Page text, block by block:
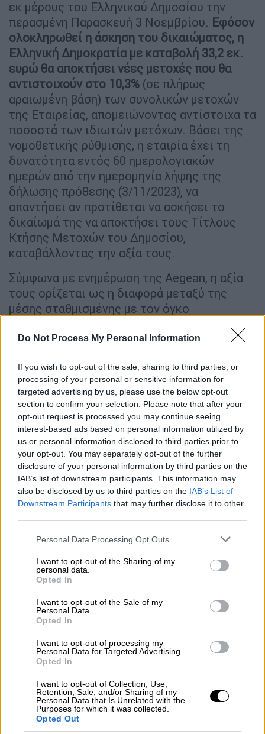
Do Not Process My Personal Information
If you wish to opt-out of the sale, sharing to third parties, or
processing of your personal or sensitive information for
targeted advertising by us, please use the below opt-out
section to confirm your selection. Please note that after your
opt-out request is processed you may continue seeing
interest-based ads based on personal information utilized by
us or personal information disclosed to third parties prior to
your opt-out. You may separately opt-out of the further
disclosure of your personal information by third parties on the
IAB’s list of downstream participants. This information may
also be disclosed by us to third parties on the IAB’s List of
Downstream Participants that may further disclose it to other
Please note that this website/app uses one or more Google
not limited to your visit or usage behaviour. You may click to
grant or deny consent to Google and its third-party tags to
use your data for below specified purposes in below Google
consent section.
Personal Data Processing Opt Outs
I want to opt-out of the Sharing of my
personal data.
Opted In
I want to opt-out of the Sale of my
Personal Data.
Opted In
I want to opt-out of processing my
Personal Data for Targeted Advertising.
Opted In
I want to opt-out of Collection, Use,
Retention, Sale, and/or Sharing of my
Personal Data that Is Unrelated with the
Purposes for which it was collected.
Opted Out
εκ μέρους του Ελληνικού Δημοσίου την
περασμένη Παρασκευή 3 Νοεμβρίου. Εφόσον
ολοκληρωθεί η άσκηση του δικαιώματος, η
Ελληνική Δημοκρατία με καταβολή 33,2 εκ.
ευρώ θα αποκτήσει νέες μετοχές που θα
αντιστοιχούν στο 10,3% (σε πλήρως
αραιωμένη βάση) των συνολικών μετοχών
της Εταιρείας, απομειώνοντας αντίστοιχα τα
ποσοστά των ιδιωτών μετόχων. Βάσει της
νομοθετικής ρύθμισης, η εταιρία έχει τη
δυνατότητα εντός 60 ημερολογιακών
ημερών από την ημερομηνία λήψης της
δήλωσης πρόθεσης (3/11/2023), να
απαντήσει αν προτίθεται να ασκήσει το
δικαίωμά της να αποκτήσει τους Τίτλους
Κτήσης Μετοχών του Δημοσίου,
καταβάλλοντας την αξία τους.
Σύμφωνα με ενημέρωση της Aegean, η αξία
τους ορίζεται ως η διαφορά μεταξύ της
μέσης σταθμισμένης με τον όγκο
60 ημέρες διαπραγμάτευσης που
γνωστοποίησης της δήλωσης πρόθεσης και
της τιμής άσκησης. Η μέση σταθμισμένη τιμή
των 60 ημερών διαπραγμάτευσης προ της
3/11/2023 υπολογίζεται σε περίπου 11,43
ευρώ ανά μετοχή. «Συνεπώς, εφόσον η
εταιρία επιλέξει να αγοράσει τους Τίτλους
Κτήσης θα πρέπει να καταβάλει στην
Ελληνική Δημοκρατία τη διαφορά, ήτοι 8,23
ευρώ ανά Τίτλο Κτήσης, ήτοι 85,4 εκ. ευρώ
για το σύνολο των 10.369.217 Τίτλων
Κτήσης».
το Διοικητικό Συμβούλιο
της Aegean θα προβεί στο αμέσως προσεχές
διάστημα στις απαραίτητες ενέργειες και
των μετόχων,προκειμένου να λάβει τις
αναγκαίες αποφάσεις και να ολοκληρώσει
την υλοποίησή τους εντός των προθεσμιών
που προβλέπεται από τους όρους των
ολοκληρωθούν εντός του τρέχοντος έτους.
Υπενθυμίζεται ότι η Ευρωπαϊκή Επιτροπή
ενέκρινε στις 23 Δεκεμβρίου 2020 την